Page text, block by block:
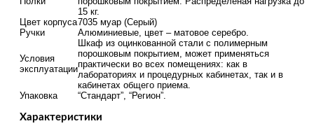
15 кг.
Цвет корпуса7035 муар (Серый)
Ручки
Алюминиевые, цвет – матовое серебро.
Условия
эксплуатации
Шкаф из оцинкованной стали с полимерным
порошковым покрытием, может применяться
практически во всех помещениях: как в
лабораториях и процедурных кабинетах, так и в
кабинетах общего приема.
Упаковка
“Стандарт”, “Регион”.
Характеристики